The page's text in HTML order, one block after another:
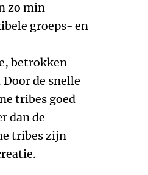
zo min
groeps- en
betrokken
de snelle
tribes goed
dan de
tribes zijn